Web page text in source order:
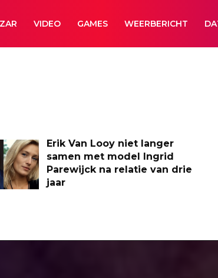
VIDEO GAMES WEERBERICHT
Erik Van Looy niet langer
samen met model Ingrid
Parewijck na relatie van drie
jaar